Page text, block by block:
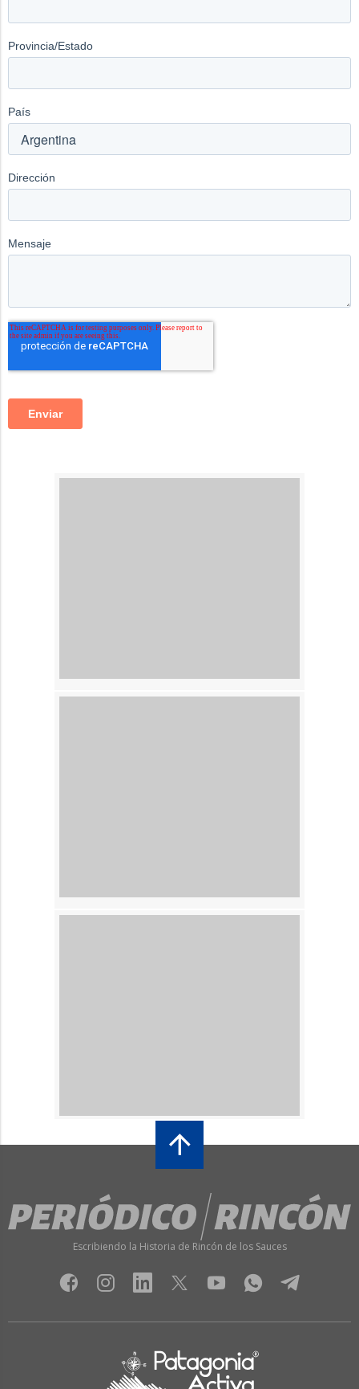
Escribiendo la Historia de Rincón de los Sauces